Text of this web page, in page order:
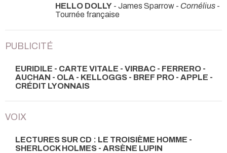
HELLO DOLLY - James Sparrow - Cornélius -
Tournée française
PUBLICITÉ
EURIDILE - CARTE VITALE - VIRBAC - FERRERO -
AUCHAN - OLA - KELLOGGS - BREF PRO - APPLE -
CRÉDIT LYONNAIS
VOIX
LECTURES SUR CD : LE TROISIÈME HOMME -
SHERLOCK HOLMES - ARSÈNE LUPIN